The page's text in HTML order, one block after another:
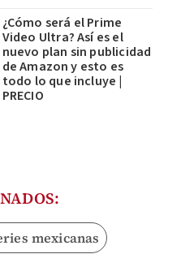
¿Cómo será el Prime
Video Ultra? Así es el
nuevo plan sin publicidad
de Amazon y esto es
todo lo que incluye |
PRECIO
mexicanas